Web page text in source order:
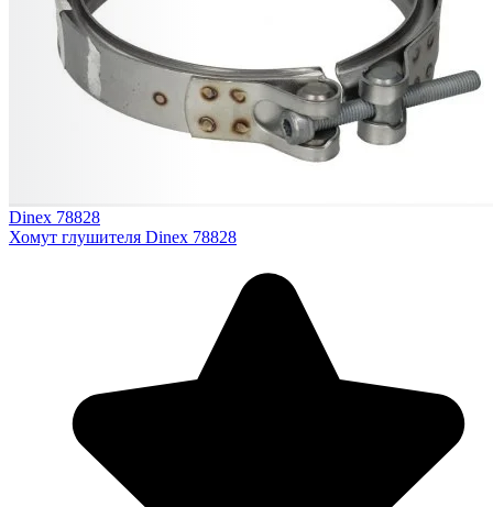
Dinex 78828
Хомут глушителя Dinex 78828